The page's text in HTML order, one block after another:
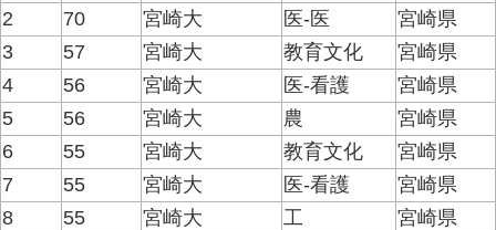
2
70 宮崎大 医-医
宮崎県
3
57 宮崎大 教育文化
宮崎県
4
56 宮崎大 医-看護
宮崎県
5
56 宮崎大 農
宮崎県
6
55 宮崎大 教育文化
宮崎県
7
55 宮崎大 医-看護
宮崎県
8
55 宮崎大 工
宮崎県